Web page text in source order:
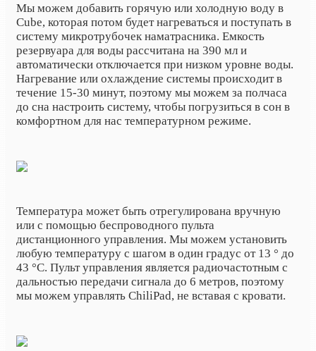
Мы можем добавить горячую или холодную воду в
Cube, которая потом будет нагреваться и поступать в
систему микротрубочек наматрасника. Емкость
резервуара для воды рассчитана на 390 мл и
автоматически отключается при низком уровне воды.
Нагревание или охлаждение системы происходит в
течение 15-30 минут, поэтому мы можем за полчаса
до сна настроить систему, чтобы погрузиться в сон в
комфортном для нас температурном режиме.
Температура может быть отрегулирована вручную
или с помощью беспроводного пульта
дистанционного управления. Мы можем установить
любую температуру с шагом в один градус от 13 ° до
43 °С. Пульт управления является радиочастотным с
дальностью передачи сигнала до 6 метров, поэтому
мы можем управлять ChiliPad, не вставая с кровати.